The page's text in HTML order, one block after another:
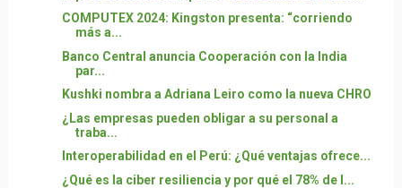
COMPUTEX 2024: Kingston presenta: “corriendo
más a...
Banco Central anuncia Cooperación con la India
par...
Kushki nombra a Adriana Leiro como la nueva CHRO
¿Las empresas pueden obligar a su personal a
traba...
Interoperabilidad en el Perú: ¿Qué ventajas ofrece...
¿Qué es la ciber resiliencia y por qué el 78% de l...